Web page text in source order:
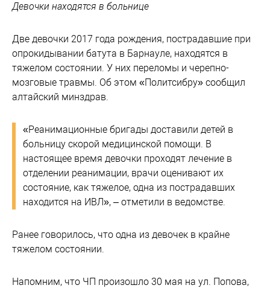
Девочки находятся в больнице
Две девочки 2017 года рождения, пострадавшие при
опрокидывании батута в Барнауле, находятся в
тяжелом состоянии. У них переломы и черепно-
мозговые травмы. Об этом «Политсибру» сообщил
алтайский минздрав.
«Реанимационные бригады доставили детей в
больницу скорой медицинской помощи. В
настоящее время девочки проходят лечение в
отделении реанимации, врачи оценивают их
состояние, как тяжелое, одна из пострадавших
находится на ИВЛ», – отметили в ведомстве.
Ранее говорилось, что одна из девочек в крайне
тяжелом состоянии.
Напомним, что ЧП произошло 30 мая на ул. Попова,